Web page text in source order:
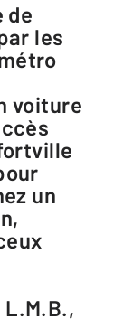
les
voiture
un
L.M.B.,